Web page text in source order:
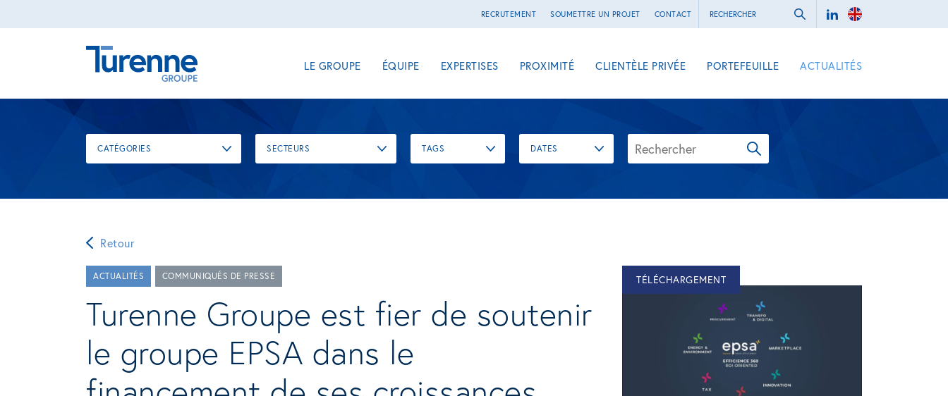
RECRUTEMENT SOUMETTRE UN PROJET CONTACT
LE GROUPE ÉQUIPE EXPERTISES PROXIMITÉ CLIENTÈLE PRIVÉE PORTEFEUILLE ACTUALITÉS
CATÉGORIES SECTEURS TAGS DATES
Retour
ACTUALITÉS COMMUNIQUÉS DE PRESSE
Turenne Groupe est fier de soutenir
le groupe EPSA dans le
TÉLÉCHARGEMENT